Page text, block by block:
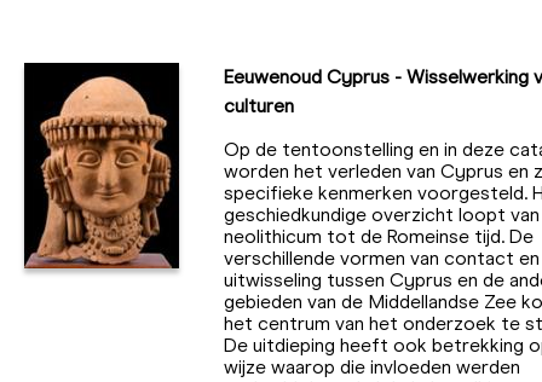
Eeuwenoud Cyprus - Wisselwerking
culturen
Op de tentoonstelling en in deze
worden het verleden van Cyprus en
specifieke kenmerken voorgesteld.
geschiedkundige overzicht loopt
neolithicum tot de Romeinse tijd. De
verschillende vormen van contact en
uitwisseling tussen Cyprus en de
gebieden van de Middellandse Zee
het centrum van het onderzoek te
De uitdieping heeft ook betrekking
wijze waarop die invloeden werden